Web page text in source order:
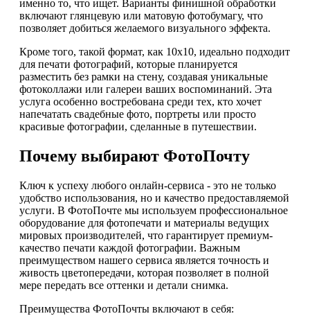
именно то, что ищет. Варианты финишной обработки
включают глянцевую или матовую фотобумагу, что
позволяет добиться желаемого визуального эффекта.
Кроме того, такой формат, как 10х10, идеально подходит
для печати фотографий, которые планируется
разместить без рамки на стену, создавая уникальные
фотоколлажи или галереи ваших воспоминаний. Эта
услуга особенно востребована среди тех, кто хочет
напечатать свадебные фото, портреты или просто
красивые фотографии, сделанные в путешествии.
Почему выбирают ФотоПочту
Ключ к успеху любого онлайн-сервиса - это не только
удобство использования, но и качество предоставляемой
услуги. В ФотоПочте мы используем профессиональное
оборудование для фотопечати и материалы ведущих
мировых производителей, что гарантирует премиум-
качество печати каждой фотографии. Важным
преимуществом нашего сервиса является точность и
живость цветопередачи, которая позволяет в полной
мере передать все оттенки и детали снимка.
Преимущества ФотоПочты включают в себя: